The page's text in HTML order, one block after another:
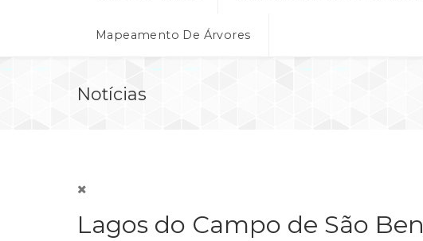
Mapeamento De Árvores
Notícias
Lagos do Campo de São